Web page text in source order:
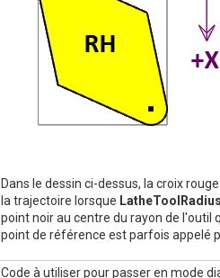
Dans le dessin ci-dessus, la croix
la trajectoire lorsque
point noir au centre du rayon de l'outil
point de référence est parfois appelé
Code à utiliser pour passer en mode